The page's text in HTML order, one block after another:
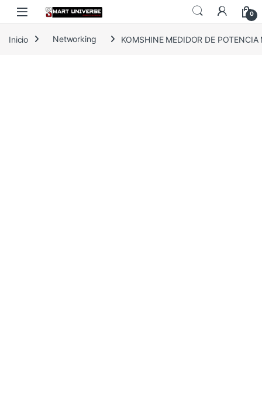
Skip to navigation
Skip to content
0
Inicio Networking KOMSHINE MEDIDOR DE